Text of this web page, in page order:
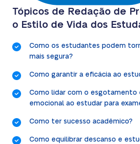
Tópicos de Redação de
o Estilo de Vida dos
Como os estudantes podem
mais segura?
Como garantir a eficácia ao
Como lidar com o esgotamento
emocional ao estudar para
Como ter sucesso acadêmico?
Como equilibrar descanso e